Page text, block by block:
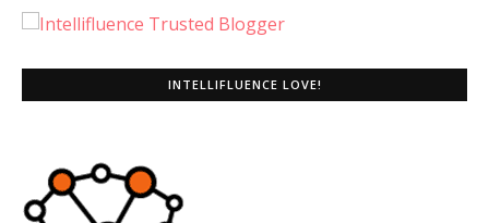
INTELLIFLUENCE LOVE!